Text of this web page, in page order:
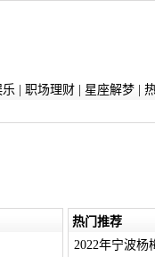
职场理财| 星座解梦|
热门推荐
2022年宁波杨